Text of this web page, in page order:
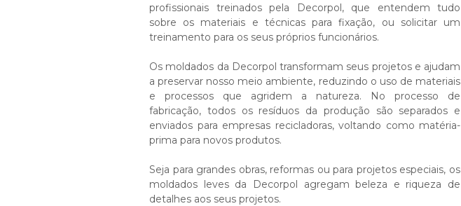
profissionais treinados pela Decorpol, que entendem tudo
sobre os materiais e técnicas para fixação, ou solicitar um
treinamento para os seus próprios funcionários.
Os moldados da Decorpol transformam seus projetos e ajudam
a preservar nosso meio ambiente, reduzindo o uso de materiais
e processos que agridem a natureza. No processo de
fabricação, todos os resíduos da produção são separados e
enviados para empresas recicladoras, voltando como matéria-
prima para novos produtos.
Seja para grandes obras, reformas ou para projetos especiais, os
moldados leves da Decorpol agregam beleza e riqueza de
detalhes aos seus projetos.